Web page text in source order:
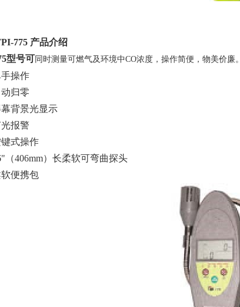
775 产品介绍
型号可 同时测量可燃气及环境中CO浓度，操作简便，物美价廉。
操作
归零
背景光显示
报警
式操作
（406mm）长柔软可弯曲探头
便携包